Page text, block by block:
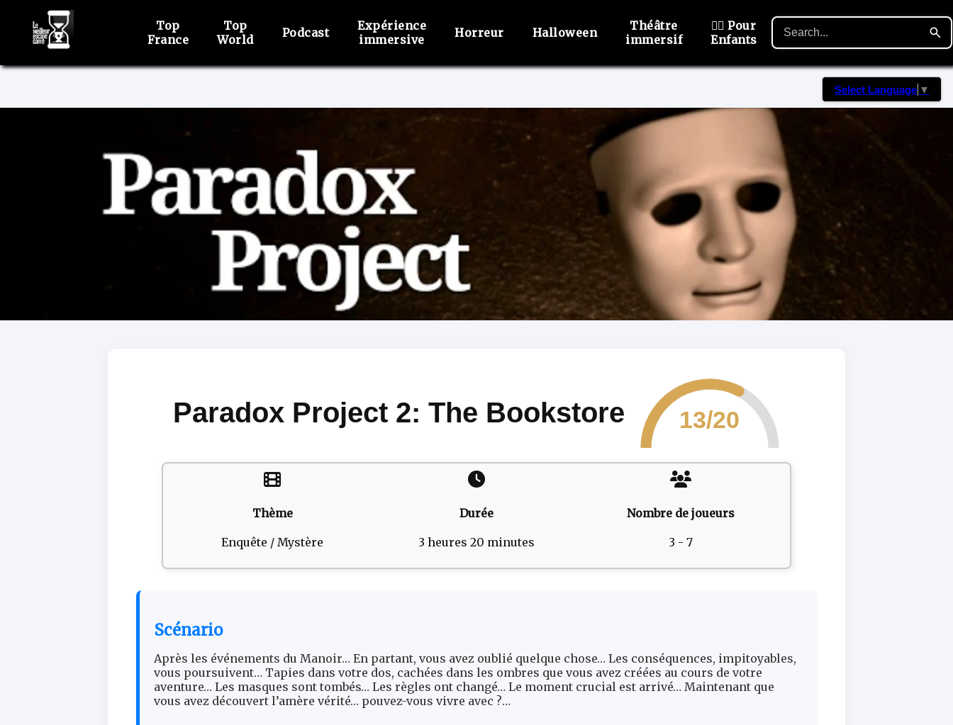
Top
France
Top
World
Podcast
Expérience
immersive
Horreur Halloween
Théâtre
immersif
🙋‍♂️ Pour
Enfants
Select Language ▼
Paradox Project 2: The Bookstore 13/20
Thème
Enquête / Mystère
Durée
3 heures 20 minutes
Nombre de joueurs
3 - 7
Scénario
Après les événements du Manoir… En partant, vous avez oublié quelque chose… Les conséquences, impitoyables,
vous poursuivent… Tapies dans votre dos, cachées dans les ombres que vous avez créées au cours de votre
aventure… Les masques sont tombés… Les règles ont changé… Le moment crucial est arrivé… Maintenant que
vous avez découvert l’amère vérité… pouvez-vous vivre avec ?…